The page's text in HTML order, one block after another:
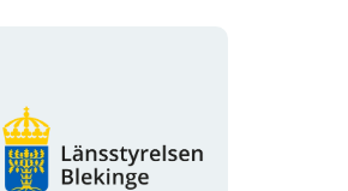
Organisationens
logotyp